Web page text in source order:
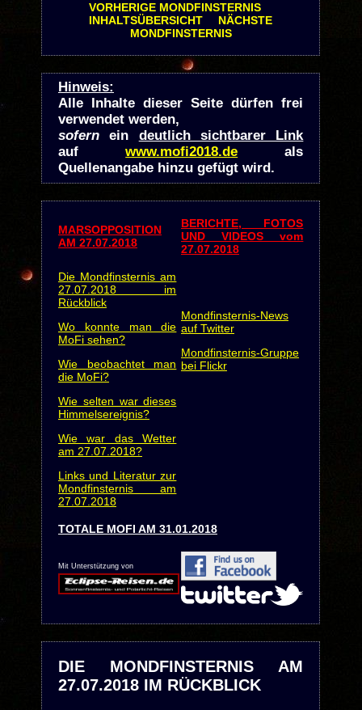
VORHERIGE MONDFINSTERNIS
INHALTSÜBERSICHT
NÄCHSTE
MONDFINSTERNIS
Hinweis:
Alle Inhalte dieser Seite dürfen frei
verwendet werden,
sofernein deutlich sichtbarer Link
aufwww.mofi2018.de als
Quellenangabe hinzu gefügt wird.
MARSOPPOSITION
AM 27.07.2018
BERICHTE, FOTOS
UND VIDEOS vom
27.07.2018
Die Mondfinsternis am
27.07.2018 im
Rückblick
Wo konnte man die
MoFi sehen?
Wie beobachtet man
die MoFi?
Wie selten war dieses
Himmelsereignis?
Wie war das Wetter
am 27.07.2018?
Links und Literatur zur
Mondfinsternis am
27.07.2018
Mondfinsternis-News
auf Twitter
Mondfinsternis-Gruppe
bei Flickr
TOTALE MOFI AM 31.01.2018
Mit Unterstützung von
DIE MONDFINSTERNIS AM
27.07.2018 IM RÜCKBLICK